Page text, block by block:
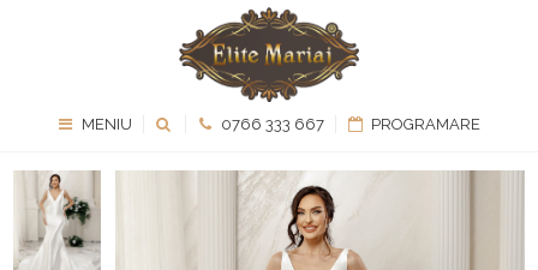
MENIU 0766 333 667 PROGRAMARE